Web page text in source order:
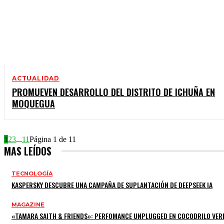
ACTUALIDAD
PROMUEVEN DESARROLLO DEL DISTRITO DE ICHUÑA EN
MOQUEGUA
1 23...11Página 1 de 11
MAS LEÍDOS
TECNOLOGÍA
KASPERSKY DESCUBRE UNA CAMPAÑA DE SUPLANTACIÓN DE DEEPSEEK IA
MAGAZINE
«TAMARA SAITH & FRIENDS»: PERFOMANCE UNPLUGGED EN COCODRILO